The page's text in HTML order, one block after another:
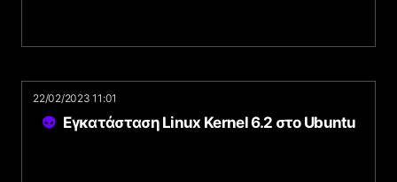
22/02/2023 11:01
Εγκατάσταση Linux Kernel 6.2 στο Ubuntu